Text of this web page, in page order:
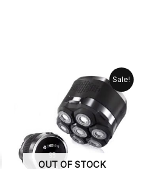
Sale!
OUT OF STOCK
Algne
hind
oli:
67.99 €.
Praegune
hind
62.99 €.